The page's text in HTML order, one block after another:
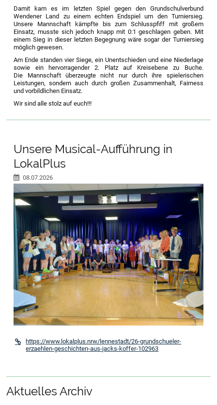
Damit kam es im letzten Spiel gegen den Grundschulverbund
Wendener Land zu einem echten Endspiel um den Turniersieg.
Unsere Mannschaft kämpfte bis zum Schlusspfiff mit großem
Einsatz, musste sich jedoch knapp mit 0:1 geschlagen geben. Mit
einem Sieg in dieser letzten Begegnung wäre sogar der Turniersieg
möglich gewesen.
Am Ende standen vier Siege, ein Unentschieden und eine Niederlage
sowie ein hervorragender 2. Platz auf Kreisebene zu Buche.
Die Mannschaft überzeugte nicht nur durch ihre spielerischen
Leistungen, sondern auch durch großen Zusammenhalt, Fairness
und vorbildlichen Einsatz.
Wir sind alle stolz auf euch!!!
Unsere Musical-Aufführung in
LokalPlus
08.07.2026
https://www.lokalplus.nrw/lennestadt/26-grundschueler-
erzaehlen-geschichten-aus-jacks-koffer-102963
Aktuelles Archiv